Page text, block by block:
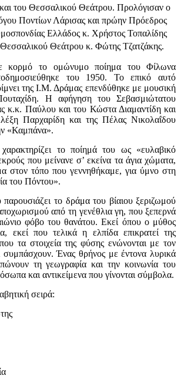
του Θεσσαλικού Θεάτρου. Προλόγισαν ο
Ποντίων Λάρισας και πρώην Πρόεδρος
Ελλάδος κ. Χρήστος Τοπαλίδης
Θεάτρου κ. Φώτης Τζατζάκης.
κορμό το ομώνυμο ποίημα του Φίλωνα
του 1950. Το επικό αυτό
της Ι.Μ. Δράμας επενδύθηκε με μουσική
Η αφήγηση του Σεβασμιώτατου
κ.κ. Παύλου και του Κώστα Διαμαντίδη και
Παρχαρίδη και της Πέλας Νικολαΐδου
«Καμπάνα».
το ποίημά του ως «ευλαβικό
που μείνανε σ’ εκείνα τα άγια χώματα,
στον τόπο που γεννηθήκαμε, για ύμνο στη
του Πόντου».
το δράμα του βίαιου ξεριζωμού
από τη γενέθλια γη, που ξεπερνά
φόβο του θανάτου. Εκεί όπου ο μύθος
εκεί που τελικά η ελπίδα επικρατεί της
τα στοιχεία της φύσης ενώνονται με τον
συμπάσχουν. Ένας θρήνος με έντονα λυρικά
τη γεωγραφία και την κοινωνία του
και αντικείμενα που γίνονται σύμβολα.
σειρά: